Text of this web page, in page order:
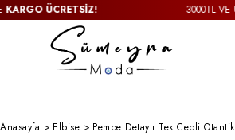
ÜCRETSİZ! 3000TL VE
Anasayfa > Elbise > Pembe Detaylı Tek Cepli